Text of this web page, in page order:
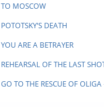
MOSCOW
DEATH
ARE A BETRAYER
OF THE LAST
TO THE RESCUE OF OLIGA